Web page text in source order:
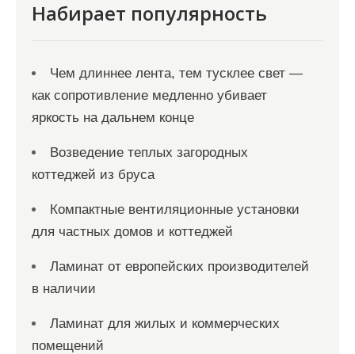
Набирает популярность
Чем длиннее лента, тем тусклее свет —
как сопротивление медленно убивает
яркость на дальнем конце
Возведение теплых загородных
коттеджей из бруса
Компактные вентиляционные установки
для частных домов и коттеджей
Ламинат от европейских производителей
в наличии
Ламинат для жилых и коммерческих
помещений